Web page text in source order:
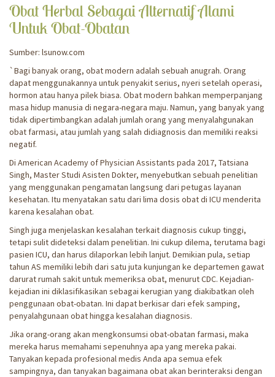
Obat Herbal Sebagai Alternatif Alami
Untuk Obat-Obatan
Sumber: lsunow.com
`Bagi banyak orang, obat modern adalah sebuah anugrah. Orang
dapat menggunakannya untuk penyakit serius, nyeri setelah operasi,
hormon atau hanya pilek biasa. Obat modern bahkan memperpanjang
masa hidup manusia di negara-negara maju. Namun, yang banyak yang
tidak dipertimbangkan adalah jumlah orang yang menyalahgunakan
obat farmasi, atau jumlah yang salah didiagnosis dan memiliki reaksi
negatif.
Di American Academy of Physician Assistants pada 2017, Tatsiana
Singh, Master Studi Asisten Dokter, menyebutkan sebuah penelitian
yang menggunakan pengamatan langsung dari petugas layanan
kesehatan. Itu menyatakan satu dari lima dosis obat di ICU menderita
karena kesalahan obat.
Singh juga menjelaskan kesalahan terkait diagnosis cukup tinggi,
tetapi sulit dideteksi dalam penelitian. Ini cukup dilema, terutama bagi
pasien ICU, dan harus dilaporkan lebih lanjut. Demikian pula, setiap
tahun AS memiliki lebih dari satu juta kunjungan ke departemen gawat
darurat rumah sakit untuk memeriksa obat, menurut CDC. Kejadian-
kejadian ini diklasifikasikan sebagai kerugian yang diakibatkan oleh
penggunaan obat-obatan. Ini dapat berkisar dari efek samping,
penyalahgunaan obat hingga kesalahan diagnosis.
Jika orang-orang akan mengkonsumsi obat-obatan farmasi, maka
mereka harus memahami sepenuhnya apa yang mereka pakai.
Tanyakan kepada profesional medis Anda apa semua efek
sampingnya, dan tanyakan bagaimana obat akan berinteraksi dengan